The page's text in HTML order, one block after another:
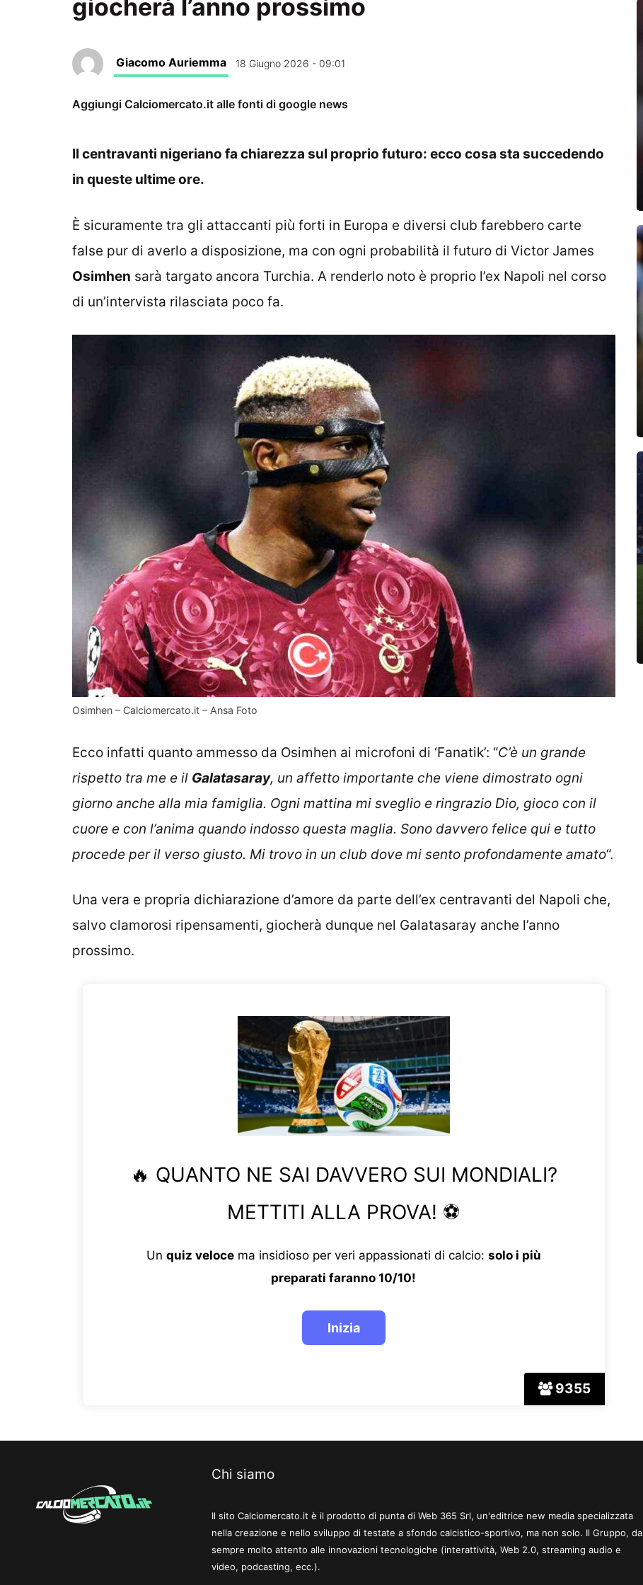
giocherà l’anno prossimo
Giacomo Auriemma 18 Giugno 2026 - 09:01
Aggiungi Calciomercato.it alle fonti di google news
Il centravanti nigeriano fa chiarezza sul proprio futuro: ecco cosa sta succedendo
in queste ultime ore.
È sicuramente tra gli attaccanti più forti in Europa e diversi club farebbero carte
false pur di averlo a disposizione, ma con ogni probabilità il futuro di Victor James
Osimhen sarà targato ancora Turchia. A renderlo noto è proprio l’ex Napoli nel corso
di un’intervista rilasciata poco fa.
Osimhen – Calciomercato.it – Ansa Foto
Ecco infatti quanto ammesso da Osimhen ai microfoni di ‘Fanatik’: “C’è un grande
rispetto tra me e il Galatasaray, un affetto importante che viene dimostrato ogni
giorno anche alla mia famiglia. Ogni mattina mi sveglio e ringrazio Dio, gioco con il
cuore e con l’anima quando indosso questa maglia. Sono davvero felice qui e tutto
procede per il verso giusto. Mi trovo in un club dove mi sento profondamente amato“.
Una vera e propria dichiarazione d’amore da parte dell’ex centravanti del Napoli che,
salvo clamorosi ripensamenti, giocherà dunque nel Galatasaray anche l’anno
prossimo.
9355
🔥 QUANTO NE SAI DAVVERO SUI MONDIALI?
METTITI ALLA PROVA! ⚽
Un quiz velocema insidioso per veri appassionati di calcio: solo i più
preparati faranno 10/10!
Chi siamo
Il sito Calciomercato.it è il prodotto di punta di Web 365 Srl, un'editrice new media specializzata
nella creazione e nello sviluppo di testate a sfondo calcistico-sportivo, ma non solo. Il Gruppo, da
sempre molto attento alle innovazioni tecnologiche (interattività, Web 2.0, streaming audio e
video, podcasting, ecc.).